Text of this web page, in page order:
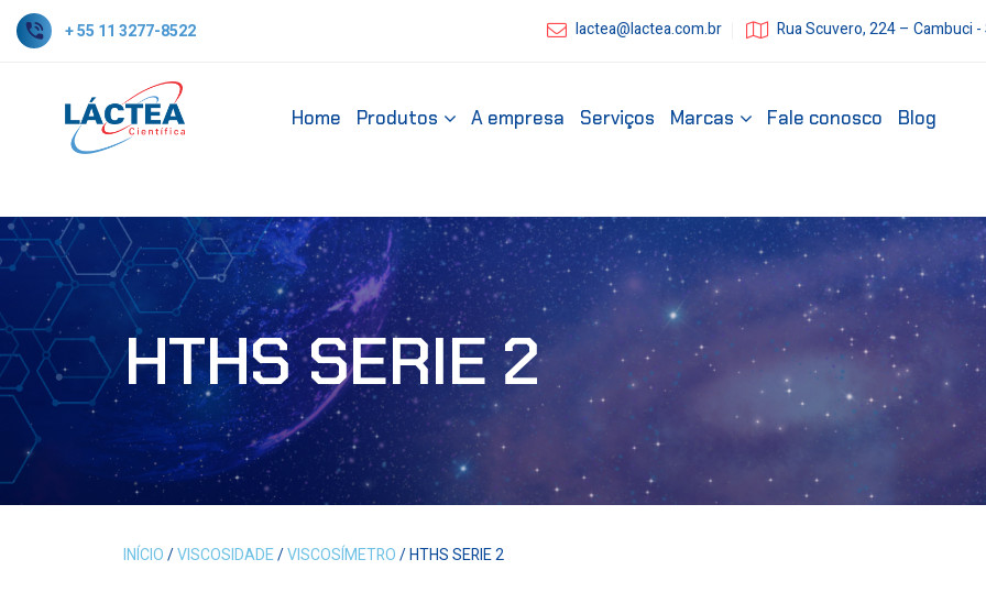
+ 55 11 3277-8522 lactea@lactea.com.br Rua Scuvero, 224 – Cambuci
Home Produtos A empresa Serviços Marcas Fale conosco Blog
HTHS SERIE 2
INÍCIO/VISCOSIDADE/VISCOSÍMETRO/ HTHS SERIE 2